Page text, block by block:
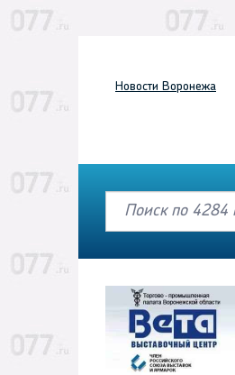
Новости Воронежа